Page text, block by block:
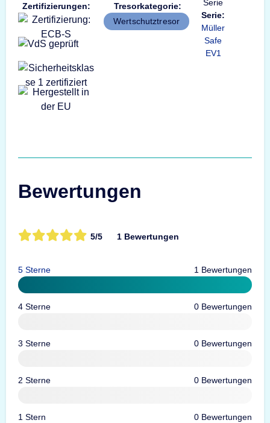
Zertifizierungen:
Tresorkategorie:
Wertschutztresor
Serie:
Müller
Safe
EV1
Bewertungen
5/5 1 Bewertungen
5 Sterne 1 Bewertungen
4 Sterne 0 Bewertungen
3 Sterne 0 Bewertungen
2 Sterne 0 Bewertungen
1 Stern 0 Bewertungen